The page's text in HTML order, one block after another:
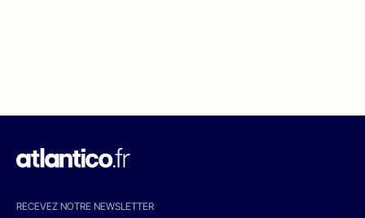
RECEVEZ NOTRE NEWSLETTER